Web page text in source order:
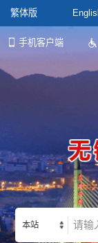
繁体版
手机客户端
本站